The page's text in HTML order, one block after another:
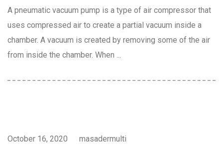
A pneumatic vacuum pump is a type of air compressor that
uses compressed air to create a partial vacuum inside a
chamber. A vacuum is created by removing some of the air
from inside the chamber. When ...
October 16, 2020 masadermulti